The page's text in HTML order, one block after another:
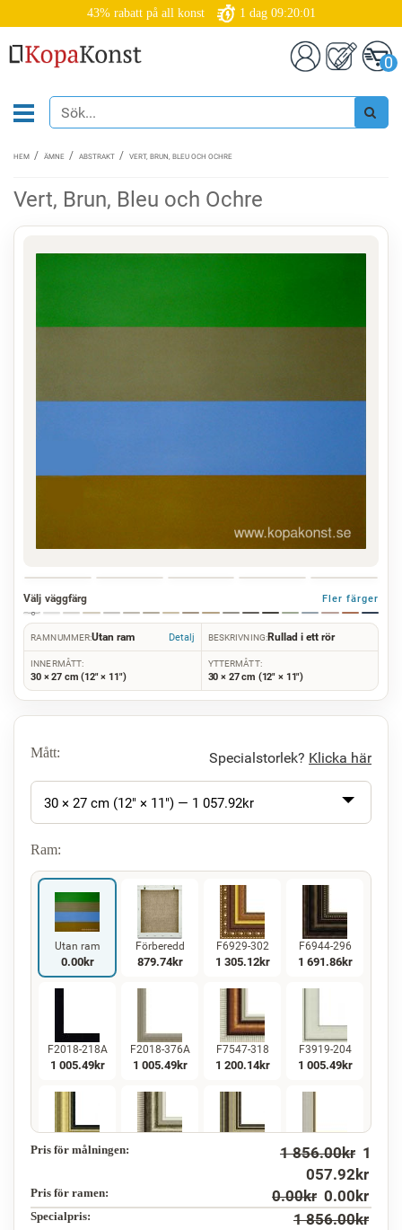
43% rabatt på all konst 1 dag 09:20:01
0
HEM ÄMNE ABSTRAKT VERT, BRUN, BLEU OCH OCHRE
Vert, Brun, Bleu och Ochre
Välj väggfärg Fler färger
RAMNUMMER:Utan ram Detalj BESKRIVNING:Rullad i ett rör
INNERMÅTT:
30 × 27 cm (12" × 11")
YTTERMÅTT:
30 × 27 cm (12" × 11")
Mått: Specialstorlek? Klicka här
30 × 27 cm (12" × 11") — 1 057.92kr
Ram:
Utan ram
0.00kr
Förberedd
879.74kr
F6929-302
1 305.12kr
F6944-296
1 691.86kr
F2018-218A
1 005.49kr
F2018-376A
1 005.49kr
F7547-318
1 200.14kr
F3919-204
1 005.49kr
F5130-234 F3013-236
1 068.13kr
Pris för målningen: 1 856.00kr 1
057.92 kr
Pris för ramen: 0.00kr 0.00 kr
Specialpris: 1 856.00kr